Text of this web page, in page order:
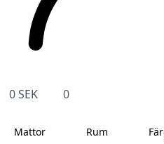
0SEK 0
Mattor Rum